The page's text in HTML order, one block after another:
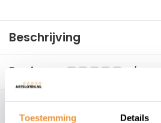
Toestemming Details
Beschrijving
Reviews 0/10
Hoe kunnen wij je helpen?